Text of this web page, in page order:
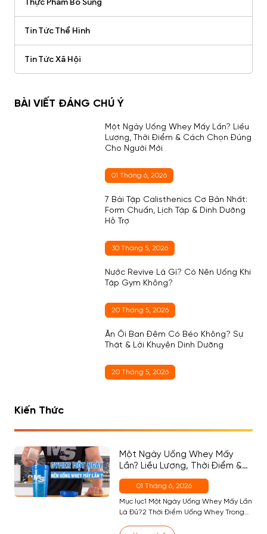
Thực Phẩm Bổ Sung
Tin Tức Thể Hình
Tin Tức Xã Hội
BÀI VIẾT ĐÁNG CHÚ Ý
Một Ngày Uống Whey Mấy Lần? Liều
Lượng, Thời Điểm & Cách Chọn Đúng
Cho Người Mới
01 Tháng 6, 2026
7 Bài Tập Calisthenics Cơ Bản Nhất:
Form Chuẩn, Lịch Tập & Dinh Dưỡng
Hỗ Trợ
30 Tháng 5, 2026
Nước Revive Là Gì? Có Nên Uống Khi
Tập Gym Không?
20 Tháng 5, 2026
Ăn Ổi Ban Đêm Có Béo Không? Sự
Thật & Lời Khuyên Dinh Dưỡng
20 Tháng 5, 2026
Kiến Thức
Một Ngày Uống Whey Mấy
Lần? Liều Lượng, Thời Điểm &
Cách Chọn Đúng Cho Người
Mới
01 Tháng 6, 2026
Mục lục1 Một Ngày Uống Whey Mấy Lần
Là Đủ?2 Thời Điểm Uống Whey Trong